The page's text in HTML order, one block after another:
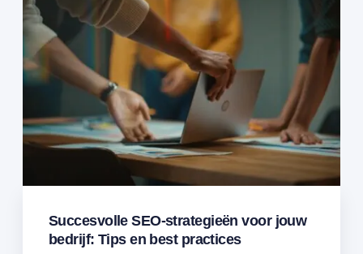
Succesvolle SEO-strategieën voor jouw
bedrijf: Tips en best practices